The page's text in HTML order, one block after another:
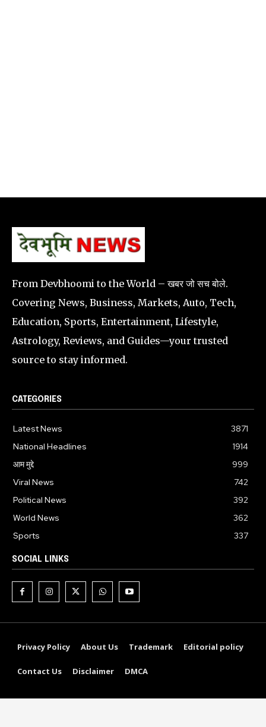
From Devbhoomi to the World – खबर जो सच बोले.
Covering News, Business, Markets, Auto, Tech,
Education, Sports, Entertainment, Lifestyle,
Astrology, Reviews, and Guides—your trusted
source to stay informed.
CATEGORIES
Latest News
3871
National Headlines
1914
आम मुद्दे
999
Viral News
742
Political News
392
World News
362
Sports
337
SOCIAL LINKS
Privacy Policy About Us Trademark Editorial policy
Contact Us Disclaimer DMCA